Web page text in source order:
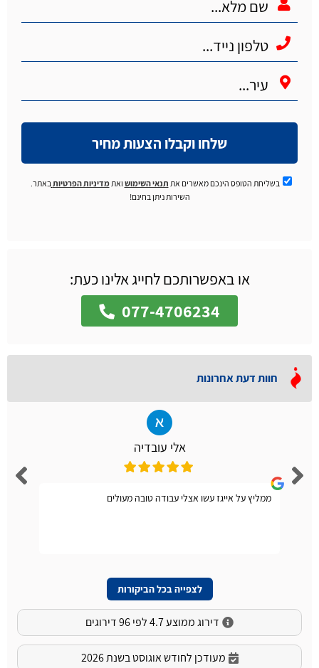
שלחו וקבלו הצעות מחיר
בשליחת הטופס הינכם מאשרים את תנאי השימוש ואתמדיניות הפרטיותבאתר.
השירות ניתן בחינם!
או באפשרותכם לחייג אלינו כעת:
077-4706234
חוות דעת אחרונות
אלי עובדיה
ממליץ על אייגז עשו אצלי עבודה טובה מעולים
לצפייה בכל הביקורות
דירוג ממוצע 4.7 לפי 96 דירוגים
מעודכן לחודש אוגוסט בשנת 2026